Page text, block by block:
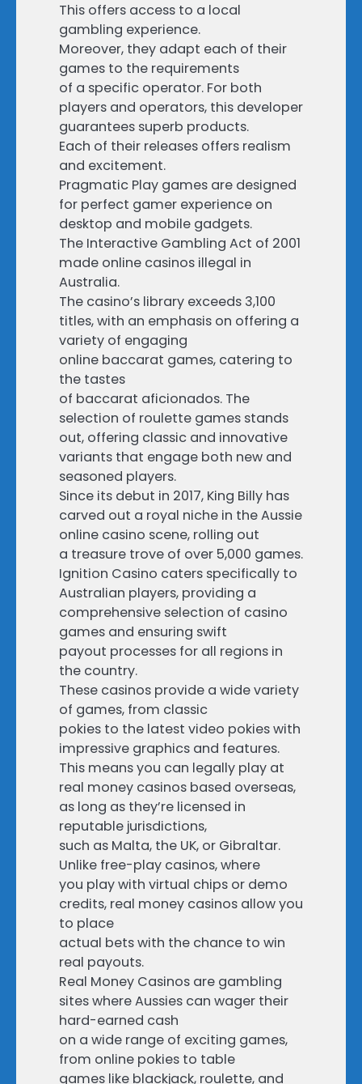
This offers access to a local
gambling experience.
Moreover, they adapt each of their
games to the requirements
of a specific operator. For both
players and operators, this developer
guarantees superb products.
Each of their releases offers realism
and excitement.
Pragmatic Play games are designed
for perfect gamer experience on
desktop and mobile gadgets.
The Interactive Gambling Act of 2001
made online casinos illegal in
Australia.
The casino’s library exceeds 3,100
titles, with an emphasis on offering a
variety of engaging
online baccarat games, catering to
the tastes
of baccarat aficionados. The
selection of roulette games stands
out, offering classic and innovative
variants that engage both new and
seasoned players.
Since its debut in 2017, King Billy has
carved out a royal niche in the Aussie
online casino scene, rolling out
a treasure trove of over 5,000 games.
Ignition Casino caters specifically to
Australian players, providing a
comprehensive selection of casino
games and ensuring swift
payout processes for all regions in
the country.
These casinos provide a wide variety
of games, from classic
pokies to the latest video pokies with
impressive graphics and features.
This means you can legally play at
real money casinos based overseas,
as long as they’re licensed in
reputable jurisdictions,
such as Malta, the UK, or Gibraltar.
Unlike free-play casinos, where
you play with virtual chips or demo
credits, real money casinos allow you
to place
actual bets with the chance to win
real payouts.
Real Money Casinos are gambling
sites where Aussies can wager their
hard-earned cash
on a wide range of exciting games,
from online pokies to table
games like blackjack, roulette, and